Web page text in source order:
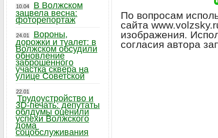
По вопросам
сайта
изображения.
согласия автора
10.04
В Волжском
зацвела весна:
фоторепортаж
24.01
Вороны,
дорожки и туалет: в
Волжском обсудили
обновление
заброшенного
участка сквера на
улице Советской
22.01
Трудоустройство и
3D-печать: депутаты
облдумы оценили
успехи Волжского
дома
соцобслуживания